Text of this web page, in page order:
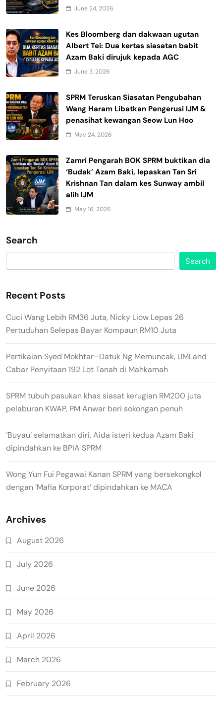
June 24, 2026
Kes Bloomberg dan dakwaan ugutan
Albert Tei: Dua kertas siasatan babit
Azam Baki dirujuk kepada AGC
June 3, 2026
SPRM Teruskan Siasatan Pengubahan
Wang Haram Libatkan Pengerusi IJM &
penasihat kewangan Seow Lun Hoo
May 24, 2026
Zamri Pengarah BOK SPRM buktikan dia
‘Budak’ Azam Baki, lepaskan Tan Sri
Krishnan Tan dalam kes Sunway ambil
alih IJM
May 16, 2026
Search
Search
Recent Posts
Cuci Wang Lebih RM36 Juta, Nicky Liow Lepas 26
Pertuduhan Selepas Bayar Kompaun RM10 Juta
Pertikaian Syed Mokhtar–Datuk Ng Memuncak, UMLand
Cabar Penyitaan 192 Lot Tanah di Mahkamah
SPRM tubuh pasukan khas siasat kerugian RM200 juta
pelaburan KWAP, PM Anwar beri sokongan penuh
‘Buyau’ selamatkan diri, Aida isteri kedua Azam Baki
dipindahkan ke BPIA SPRM
Wong Yun Fui Pegawai Kanan SPRM yang bersekongkol
dengan ‘Mafia Korporat’ dipindahkan ke MACA
Archives
August 2026
July 2026
June 2026
May 2026
April 2026
March 2026
February 2026